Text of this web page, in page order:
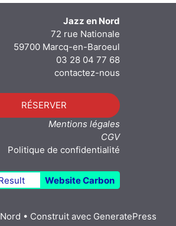
Jazz en Nord
72 rue Nationale
59700 Marcq-en-Baroeul
03 28 04 77 68
contactez-nous
RÉSERVER
Mentions légales
CGV
Politique de confidentialité
Website Carbon
• Construit avec GeneratePress